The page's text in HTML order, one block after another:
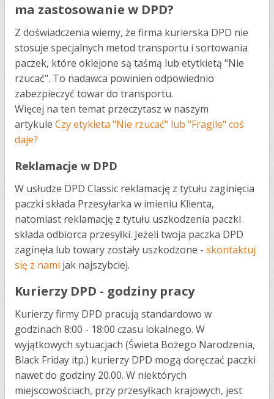
ma zastosowanie w DPD?
Z doświadczenia wiemy, że firma kurierska DPD nie
stosuje specjalnych metod transportu i sortowania
paczek, które oklejone są taśmą lub etytkietą "Nie
rzucać". To nadawca powinien odpowiednio
zabezpieczyć towar do transportu.
Więcej na ten temat przeczytasz w naszym
artykule Czy etykieta "Nie rzucać" lub "Fragile" coś
daje?
Reklamacje w DPD
W usłudze DPD Classic reklamację z tytułu zaginięcia
paczki składa Przesyłarka w imieniu Klienta,
natomiast reklamację z tytułu uszkodzenia paczki
składa odbiorca przesyłki. Jeżeli twoja paczka DPD
zaginęła lub towary zostały uszkodzone - skontaktuj
się z nami jak najszybciej.
Kurierzy DPD - godziny pracy
Kurierzy firmy DPD pracują standardowo w
godzinach 8:00 - 18:00 czasu lokalnego. W
wyjątkowych sytuacjach (Świeta Bożego Narodzenia,
Black Friday itp.) kurierzy DPD mogą doręczać paczki
nawet do godziny 20.00. W niektórych
miejscowościach, przy przesyłkach krajowych, jest